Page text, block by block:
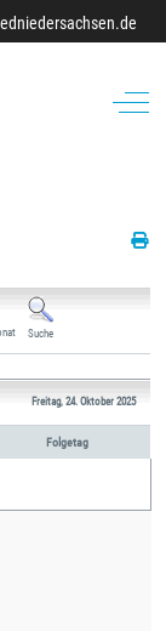
Off-
Suche
Freitag, 24. Oktober 2025
Folgetag